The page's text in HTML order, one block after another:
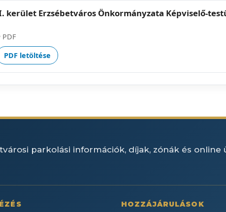
kerület Erzsébetváros Önkormányzata Képviselő-
PDF letöltése
parkolási információk, díjak, zónák és online
HOZZÁJÁRULÁSOK